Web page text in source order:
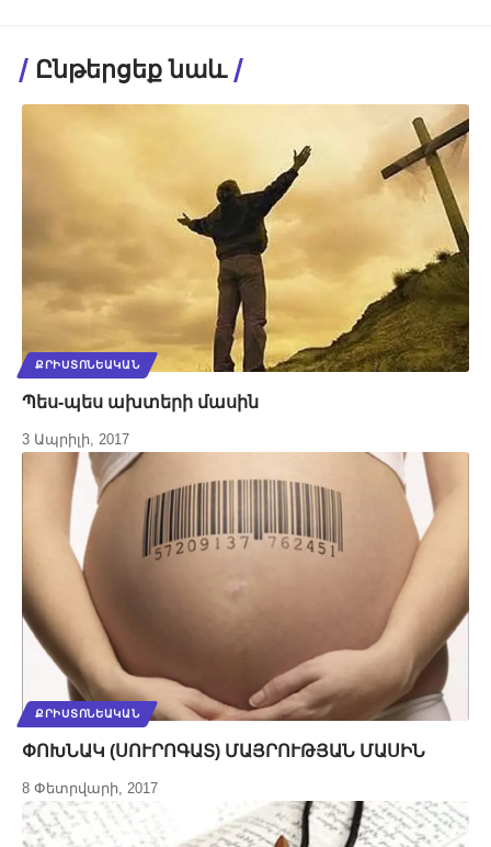
Ընթերցեք նաև
ՔՐԻՍՏՈՆԵԱԿԱՆ
Պես-պես ախտերի մասին
3 Ապրիլի, 2017
ՔՐԻՍՏՈՆԵԱԿԱՆ
ՓՈԽՆԱԿ (ՍՈՒՐՈԳԱՏ) ՄԱՅՐՈՒԹՅԱՆ ՄԱՍԻՆ
8 Փետրվարի, 2017